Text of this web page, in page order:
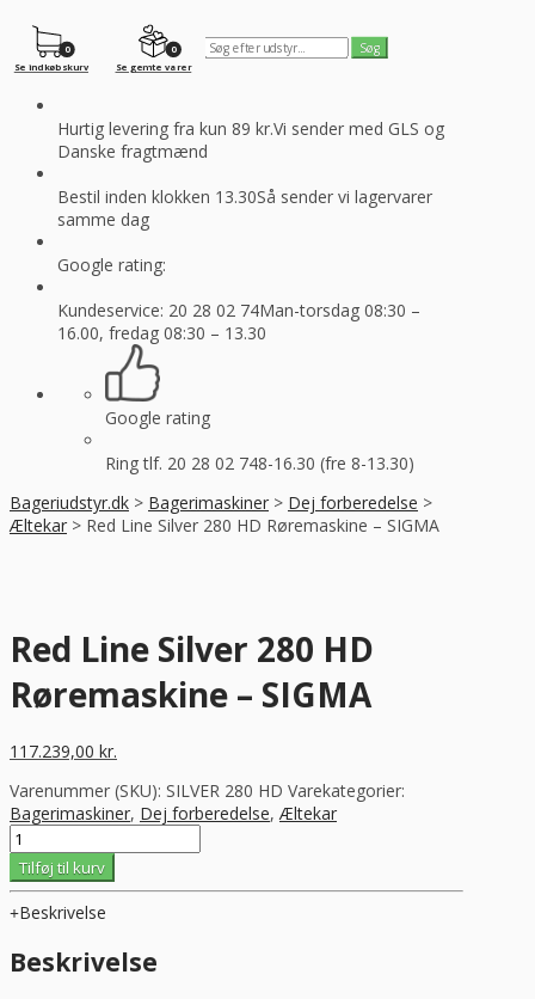
0
Se gemte varer
0
Se indkøbskurv
Hurtig levering fra kun 89 kr.Vi sender med GLS og
Danske fragtmænd
Bestil inden klokken 13.30Så sender vi lagervarer
samme dag
Google rating:
Kundeservice: 20 28 02 74Man-torsdag 08:30 –
16.00, fredag 08:30 – 13.30
Google rating
Ring tlf. 20 28 02 748-16.30 (fre 8-13.30)
Bageriudstyr.dk > Bagerimaskiner > Dej forberedelse >
Æltekar > Red Line Silver 280 HD Røremaskine – SIGMA
Red Line Silver 280 HD
Røremaskine – SIGMA
117.239,00 kr.
Varenummer (SKU): SILVER 280 HD Varekategorier:
Bagerimaskiner, Dej forberedelse,Æltekar
Red
Line
Silver
280
HD
Røremaskine
-
Tilføj til kurv
Beskrivelse
Beskrivelse